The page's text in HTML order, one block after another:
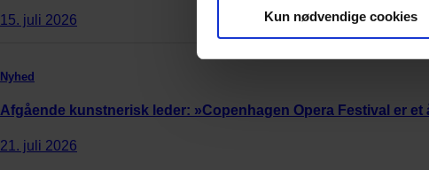
Kun nødvendige cookies
15. juli 2026
Nyhed
Afgående kunstnerisk leder: »Copenhagen Opera Festival er et
21. juli 2026